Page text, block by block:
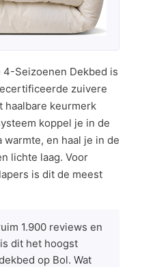
Seizoenen Dekbed is
zuivere
keurmerk
koppel je in de
en haal je in de
lichte laag. Voor
is dit de meest
1.900 reviews en
dit het hoogst
op Bol. Wat